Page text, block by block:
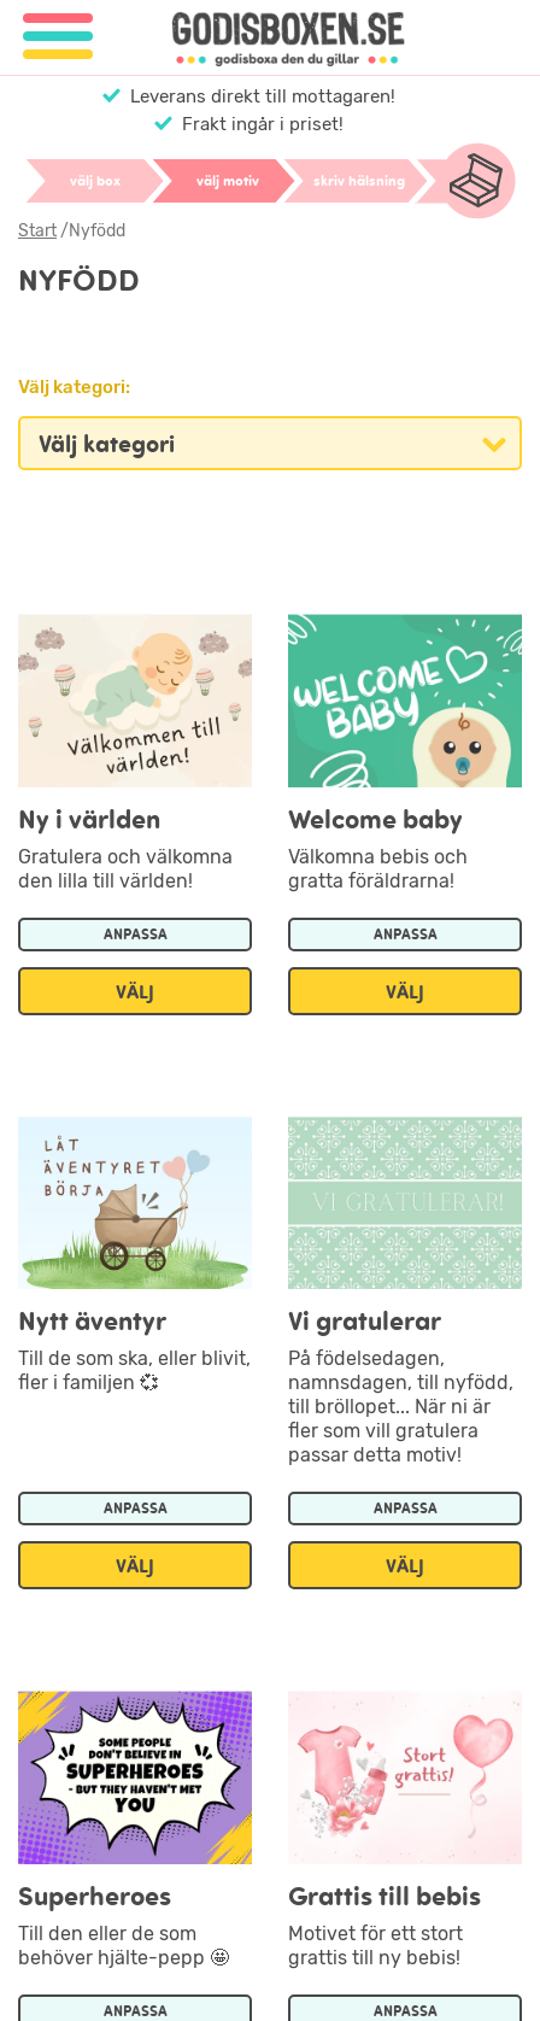
Leverans direkt till mottagaren!
Frakt ingår i priset!
välj box välj motiv skriv hälsning
Start/Nyfödd
NYFÖDD
Välj kategori:
Ny i världen
Gratulera och välkomna
den lilla till världen!
ANPASSA
VÄLJ
Welcome baby
Välkomna bebis och
gratta föräldrarna!
ANPASSA
VÄLJ
Nytt äventyr
Till de som ska, eller blivit,
fler i familjen 💞
ANPASSA
VÄLJ
Vi gratulerar
På födelsedagen,
namnsdagen, till nyfödd,
till bröllopet... När ni är
fler som vill gratulera
passar detta motiv!
ANPASSA
VÄLJ
Superheroes
Till den eller de som
behöver hjälte-pepp 🤩
ANPASSA
Grattis till bebis
Motivet för ett stort
grattis till ny bebis!
ANPASSA